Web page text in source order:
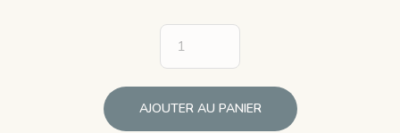
AJOUTER AU PANIER